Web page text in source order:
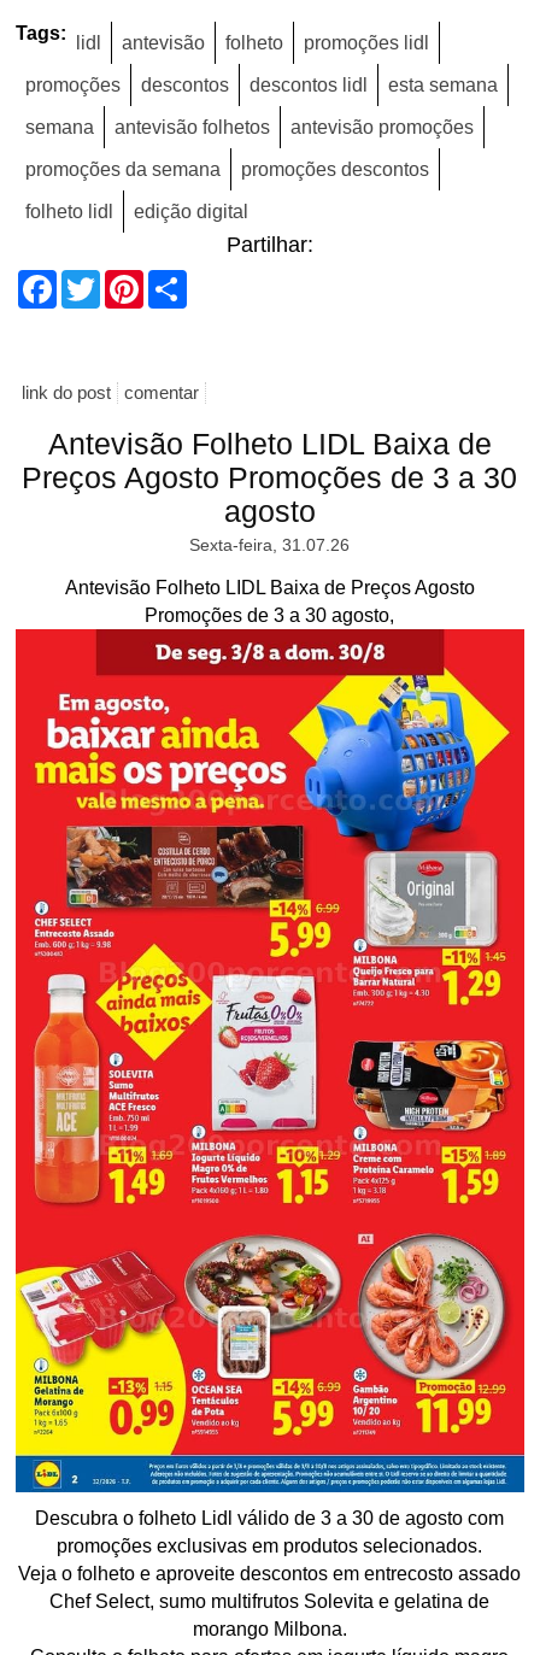
Tags: lidl antevisão folheto promoções lidl
promoções descontos descontos lidl esta semana
semana antevisão folhetos antevisão promoções
promoções da semana promoções descontos
folheto lidl edição digital
Partilhar:
Facebook
TwitterPinterest
link do post comentar
Antevisão Folheto LIDL Baixa de
Preços Agosto Promoções de 3 a 30
agosto
Sexta-feira, 31.07.26
Antevisão Folheto LIDL Baixa de Preços Agosto
Promoções de 3 a 30 agosto,
Descubra o folheto Lidl válido de 3 a 30 de agosto com
promoções exclusivas em produtos selecionados.
Veja o folheto e aproveite descontos em entrecosto assado
Chef Select, sumo multifrutos Solevita e gelatina de
morango Milbona.